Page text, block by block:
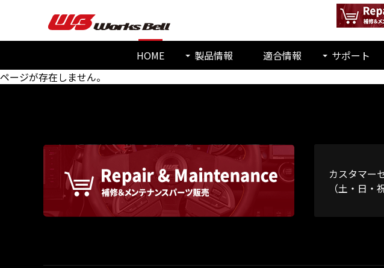
HOME 製品情報 適合情報 サポート
ページが存在しません。
カスタマー
（土・日